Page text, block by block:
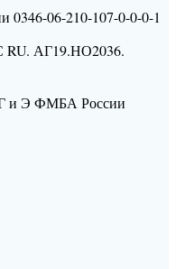
0346-06-210-107-0-0-0-1
RU. АГ19.НО2036.
и Э ФМБА России